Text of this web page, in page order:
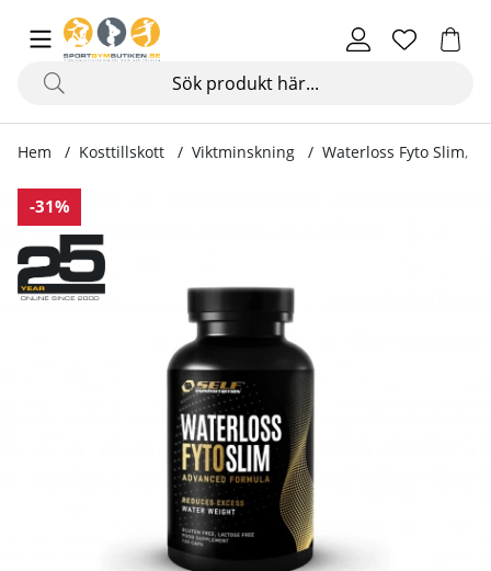
Hem Kosttillskott Viktminskning Waterloss Fyto Slim,
-31%
Produktbilder Waterloss Fyto Slim, 120 kapslar